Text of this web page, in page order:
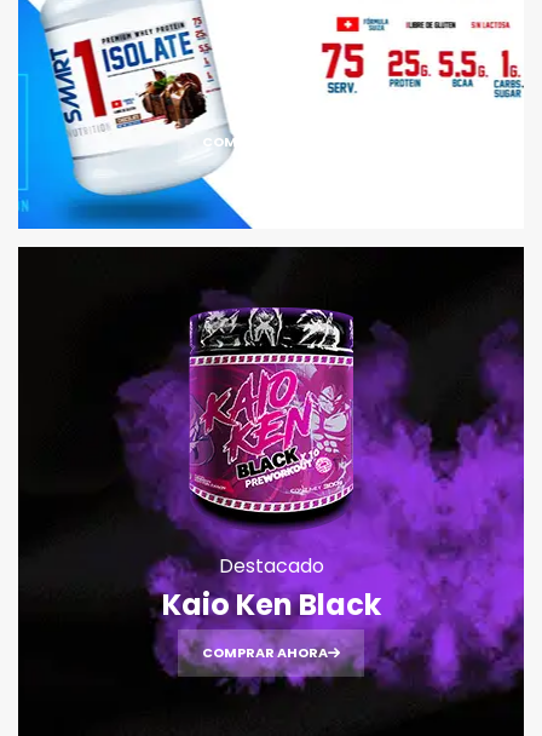
COMPRAR AHORA
Destacado
Kaio Ken Black
COMPRAR AHORA